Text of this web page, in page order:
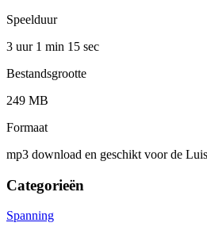
Speelduur
3 uur 1 min 15 sec
Bestandsgrootte
249 MB
Formaat
mp3 download en geschikt voor de
Categorieën
Spanning